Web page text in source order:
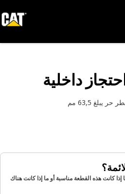
داخلية
هذه القطعة مناسبة أو ما إذا كانت هناك